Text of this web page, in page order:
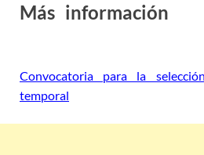
Más información
Convocatoria para la
temporal